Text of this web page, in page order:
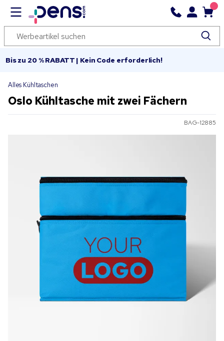
Bis zu 20 % RABATT | Kein Code erforderlich!
Alles Kühltaschen
Oslo Kühltasche mit zwei Fächern
BAG-12885